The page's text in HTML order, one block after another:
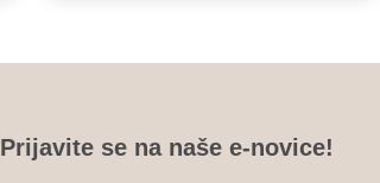
izberete
na
Prijavite se na naše e-novice!